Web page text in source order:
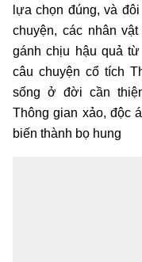
lựa chọn đúng, và
chuyện, các nhân
gánh chịu hậu quả
câu chuyện cổ tích
sống ở đời cần
Thông gian xảo, độc
biến thành bọ hung